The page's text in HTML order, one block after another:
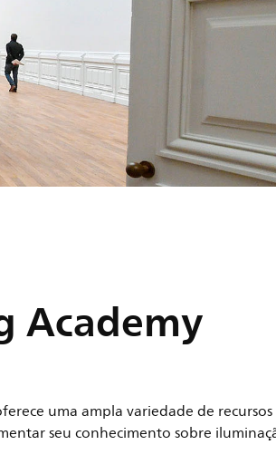
Academy
uma ampla variedade de recursos
seu conhecimento sobre